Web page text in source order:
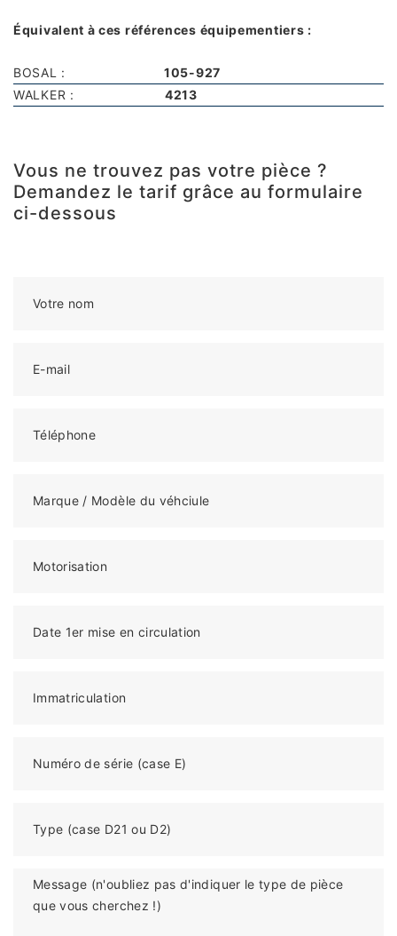
Équivalent à ces références équipementiers :
BOSAL :
105-927
WALKER :
4213
Vous ne trouvez pas votre pièce ?
Demandez le tarif grâce au formulaire
ci-dessous
Votre nom
E-mail
Téléphone
Marque / Modèle du véhciule
Motorisation
Date 1er mise en circulation
Immatriculation
Numéro de série (case E)
Type (case D21 ou D2)
Message (n'oubliez pas d'indiquer le type de pièce
que vous cherchez !)